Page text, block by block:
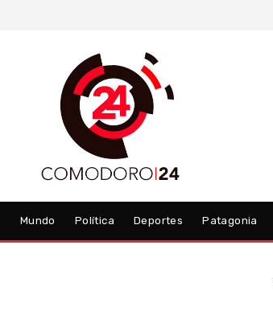
Mundo Política Deportes Patagonia